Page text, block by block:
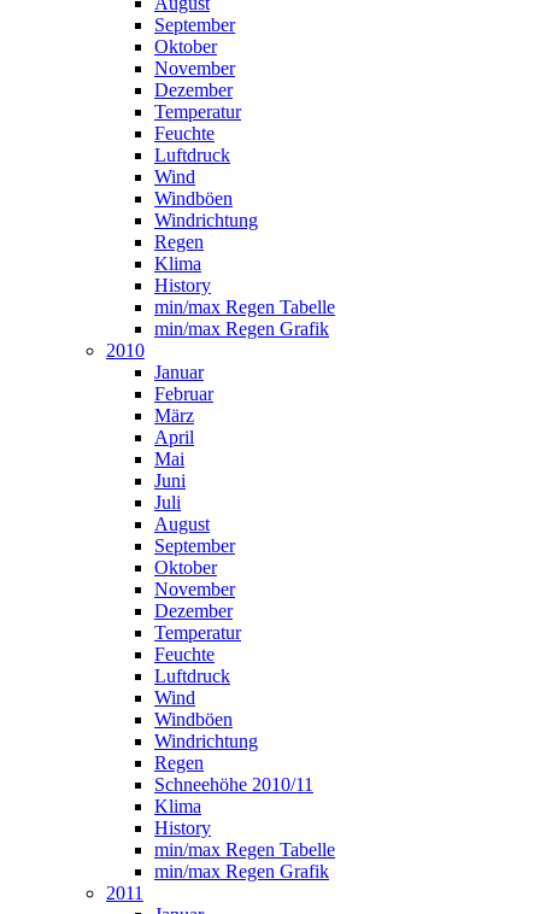
September
Oktober
November
Dezember
Temperatur
Feuchte
Luftdruck
Wind
Windböen
Windrichtung
Regen
Klima
History
min/max Regen Tabelle
min/max Regen Grafik
2010
Januar
Februar
März
April
Mai
Juni
Juli
August
September
Oktober
November
Dezember
Temperatur
Feuchte
Luftdruck
Wind
Windböen
Windrichtung
Regen
Schneehöhe 2010/11
Klima
History
min/max Regen Tabelle
min/max Regen Grafik
2011